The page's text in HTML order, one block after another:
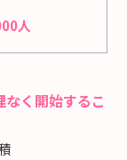
人
く開始するこ